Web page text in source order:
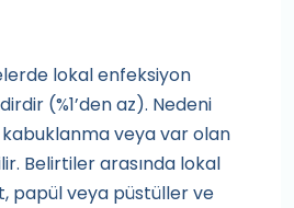
lokal enfeksiyon
(%1’den az). Nedeni
kabuklanma veya var olan
Belirtiler arasında lokal
papül veya püstüller ve